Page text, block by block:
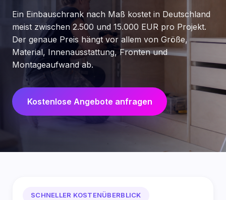
Ein Einbauschrank nach Maß kostet in Deutschland
meist zwischen 2.500 und 15.000 EUR pro Projekt.
Der genaue Preis hängt vor allem von Größe,
Material, Innenausstattung, Fronten und
Montageaufwand ab.
Kostenlose Angebote anfragen
SCHNELLER KOSTENÜBERBLICK